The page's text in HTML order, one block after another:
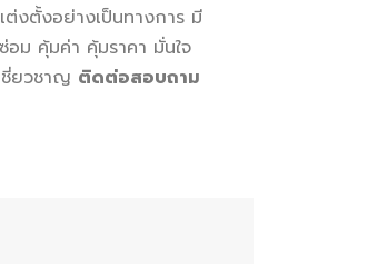
งตั้งอย่างเป็นทางการ มี
อม คุ้มค่า คุ้มราคา มั่นใจ
ชี่ยวชาญ ติดต่อสอบถาม